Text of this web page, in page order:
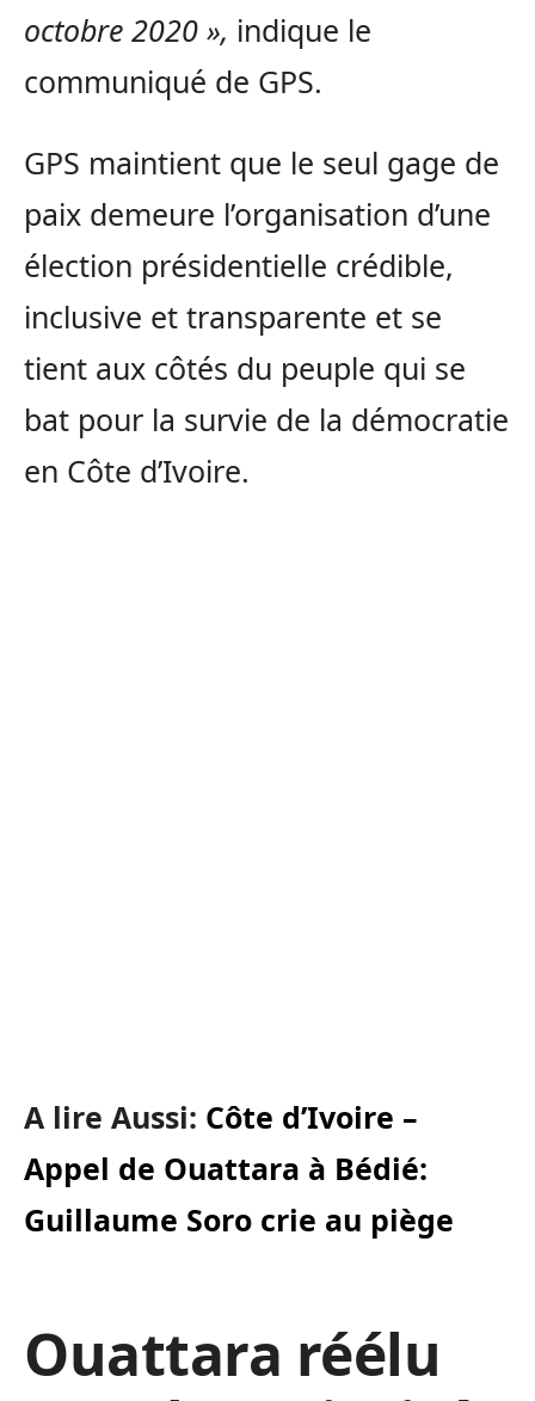
octobre 2020 », indique le
communiqué de GPS.
GPS maintient que le seul gage de
paix demeure l’organisation d’une
élection présidentielle crédible,
inclusive et transparente et se
tient aux côtés du peuple qui se
bat pour la survie de la démocratie
en Côte d’Ivoire.
A lire Aussi: Côte d’Ivoire –
Appel de Ouattara à Bédié:
Guillaume Soro crie au piège
Ouattara réélu